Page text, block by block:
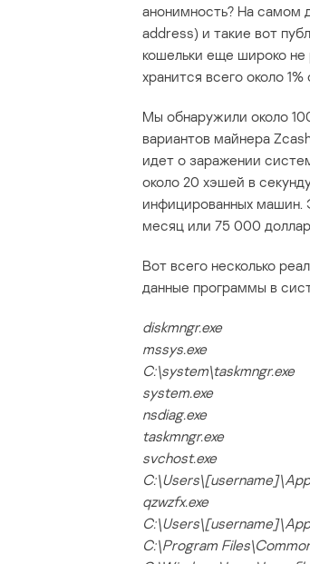
анонимность? На самом
address) и такие вот
кошельки еще широко
хранится всего около
Мы обнаружили около
вариантов майнера
идет о заражении
около 20 хэшей в
инфицированных машин.
месяц или 75 000
Вот всего несколько
данные программы в
diskmngr.exe
mssys.exe
C:\system\taskmngr.exe
system.exe
nsdiag.exe
taskmngr.exe
svchost.exe
qzwzfx.exe
C:\Program